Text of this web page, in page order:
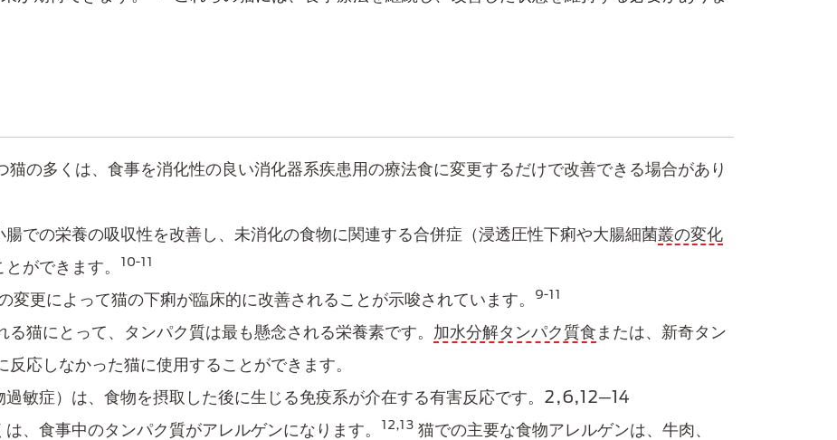
猫の多くは、食事を消化性​の良い消化器系疾患用の療法食​に変更するだけで改善​できる場合があり
での栄養の吸収性​を改善し、未消化の食物に関連する合併症（浸透圧性下痢や大腸細菌叢の変化
ができます。 10-11
変更によって猫の下痢が臨床的に改善されることが示唆​されています。 9-11
猫にとって、タンパク質は最も懸念される栄養素です。 加水分解タンパク質食​ または、新奇​タン
応しなかった猫に使用することができます。
過敏症）は、食物を摂取した後に生じる免疫系が介在する有害反応です。2,6,12─14
、食事中のタンパク質がアレルゲンになります。​
12,13 猫での主要な​食物アレルゲンは、牛肉、